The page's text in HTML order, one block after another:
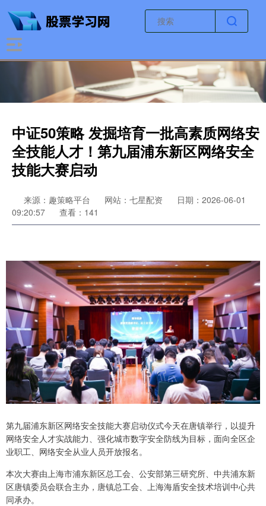
中证50策略 发掘培育一批高素质网络安
全技能人才！第九届浦东新区网络安全
技能大赛启动
来源：趣策略平台 网站：七星配资
日期：2026-06-01
09:20:57
查看：141
第九届浦东新区网络安全技能大赛启动仪式今天在唐镇举行，以提升
网络安全人才实战能力、强化城市数字安全防线为目标，面向全区企
业职工、网络安全从业人员开放报名。
本次大赛由上海市浦东新区总工会、公安部第三研究所、中共浦东新
区唐镇委员会联合主办，唐镇总工会、上海海盾安全技术培训中心共
同承办。